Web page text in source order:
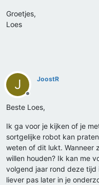
Groetjes,
Loes
J
Offline
JoostR
Beste Loes,
Ik ga voor je kijken of je
sortgelijke robot kan
weten of dit lukt. Wanneer
willen houden? Ik kan me
volgend jaar rond deze tijd
liever pas later in je